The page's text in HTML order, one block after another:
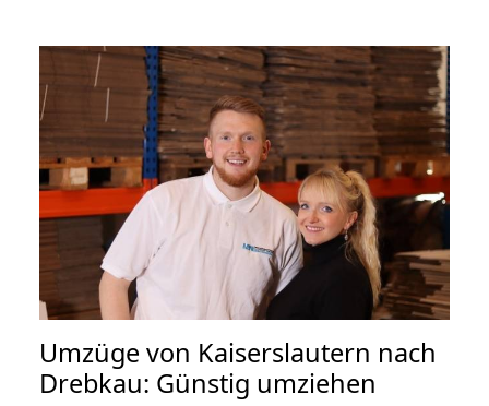
Umzüge von Kaiserslautern nach
Drebkau: Günstig umziehen